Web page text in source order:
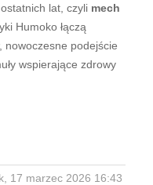
lat, czyli mech
Humoko łączą
nowoczesne podejście
wspierające zdrowy
17 marzec 2026 16:43